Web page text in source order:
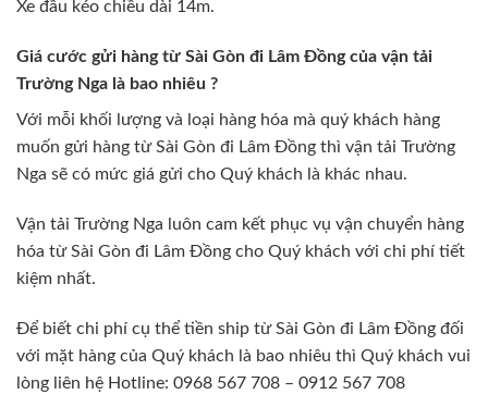
Xe đầu kéo chiều dài 14m.
Giá cước gửi hàng từ Sài Gòn đi Lâm Đồng của vận tải
Trường Nga là bao nhiêu ?
Với mỗi khối lượng và loại hàng hóa mà quý khách hàng
muốn gửi hàng từ Sài Gòn đi Lâm Đồng thì vận tải Trường
Nga sẽ có mức giá gửi cho Quý khách là khác nhau.
Vận tải Trường Nga luôn cam kết phục vụ vận chuyển hàng
hóa từ Sài Gòn đi Lâm Đồng cho Quý khách với chi phí tiết
kiệm nhất.
Để biết chi phí cụ thể tiền ship từ Sài Gòn đi Lâm Đồng đối
với mặt hàng của Quý khách là bao nhiêu thì Quý khách vui
lòng liên hệ Hotline: 0968 567 708 – 0912 567 708